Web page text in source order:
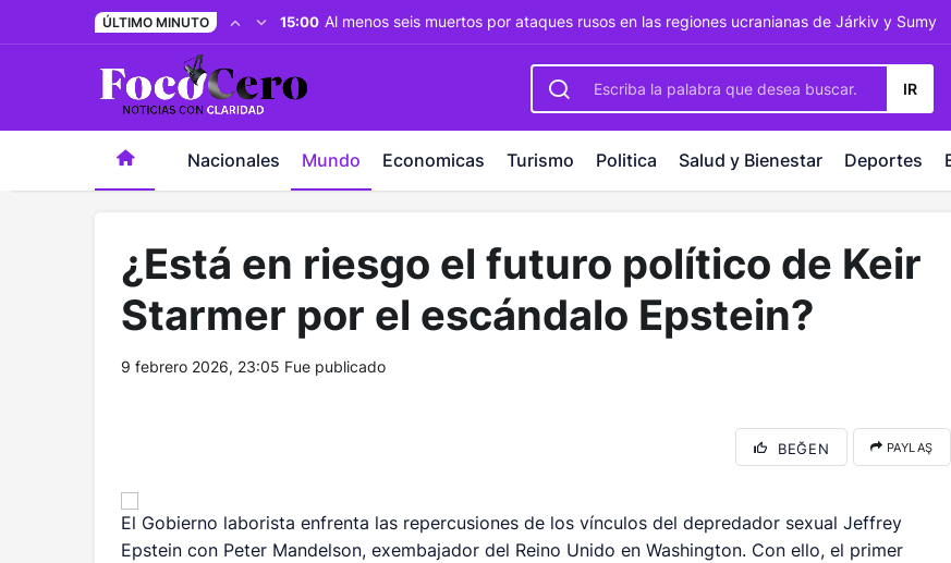
pusulabet giriş-trwin giriş levabet - vizebet giriş masterbetting palacebet1.com kralbet yeni giriş - tlcasino
ÚLTIMO MINUTO 15:00 Al menos seis muertos por ataques rusos en las regiones ucranianas de Járkiv y Sumy
IR
Nacionales Mundo Economicas Turismo Politica Salud y Bienestar Deportes
¿Está en riesgo el futuro político de Keir
Starmer por el escándalo Epstein?
9 febrero 2026, 23:05 Fue publicado
BEĞEN PAYLAŞ
El Gobierno laborista enfrenta las repercusiones de los vínculos del depredador sexual Jeffrey
Epstein con Peter Mandelson, exembajador del Reino Unido en Washington. Con ello, el primer